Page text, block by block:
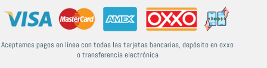
Aceptamos pagos en línea con todas las tarjetas bancarias, depósito en oxxo
o transferencia electrónica